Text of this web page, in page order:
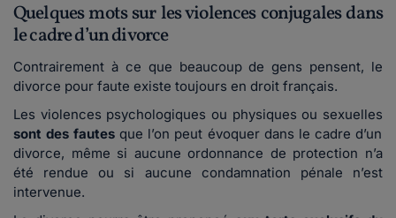
Quelques mots sur les violences conjugales dans
le cadre d’un divorce
Contrairement à ce que beaucoup de gens pensent, le
divorce pour faute existe toujours en droit français.
Les violences psychologiques ou physiques ou sexuelles
sont des fautes que l’on peut évoquer dans le cadre d’un
divorce, même si aucune ordonnance de protection n’a
été rendue ou si aucune condamnation pénale n’est
intervenue.